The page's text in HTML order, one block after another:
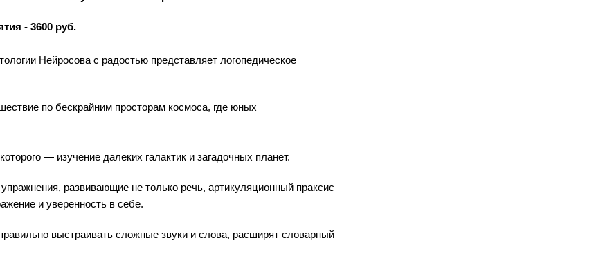
- 3600 руб.
Нейросова с радостью представляет логопедическое
по бескрайним просторам космоса, где юных
— изучение далеких галактик и загадочных планет.
развивающие не только речь, артикуляционный праксис
и уверенность в себе.
выстраивать сложные звуки и слова, расширят словарный